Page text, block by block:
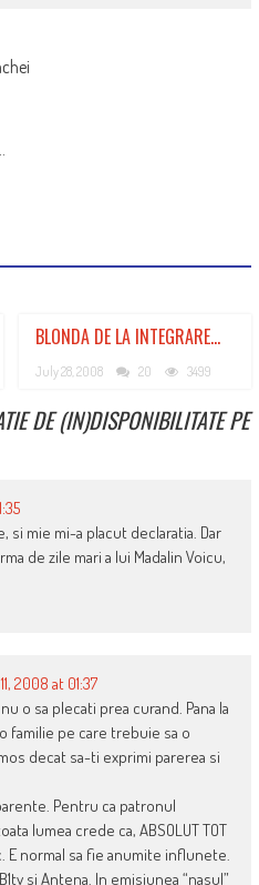
BLONDA DE LA INTEGRARE…
July 28, 2008 20 3499
DE (IN)DISPONIBILITATE PE
si mie mi-a placut declaratia. Dar
de zile mari a lui Madalin Voicu,
2008 at 01:37
o sa plecati prea curand. Pana la
familie pe care trebuie sa o
decat sa-ti exprimi parerea si
Pentru ca patronul
lumea crede ca, ABSOLUT TOT
normal sa fie anumite influnete.
si Antena. In emisiunea “nasul”